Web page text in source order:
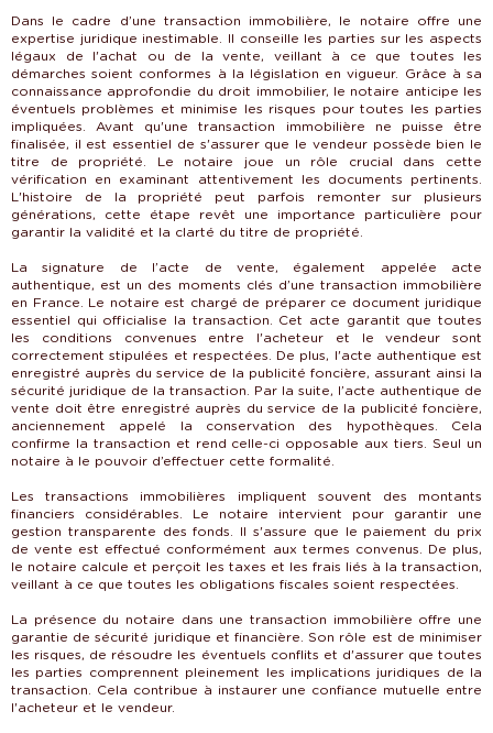
Dans le cadre d’une transaction immobilière, le notaire offre une
expertise juridique inestimable. Il conseille les parties sur les aspects
légaux de l'achat ou de la vente, veillant à ce que toutes les
démarches soient conformes à la législation en vigueur. Grâce à sa
connaissance approfondie du droit immobilier, le notaire anticipe les
éventuels problèmes et minimise les risques pour toutes les parties
impliquées. Avant qu'une transaction immobilière ne puisse être
finalisée, il est essentiel de s'assurer que le vendeur possède bien le
titre de propriété. Le notaire joue un rôle crucial dans cette
vérification en examinant attentivement les documents pertinents.
L'histoire de la propriété peut parfois remonter sur plusieurs
générations, cette étape revêt une importance particulière pour
garantir la validité et la clarté du titre de propriété.
La signature de l’acte de vente, également appelée acte
authentique, est un des moments clés d’une transaction immobilière
en France. Le notaire est chargé de préparer ce document juridique
essentiel qui officialise la transaction. Cet acte garantit que toutes
les conditions convenues entre l'acheteur et le vendeur sont
correctement stipulées et respectées. De plus, l'acte authentique est
enregistré auprès du service de la publicité foncière, assurant ainsi la
sécurité juridique de la transaction. Par la suite, l’acte authentique de
vente doit être enregistré auprès du service de la publicité foncière,
anciennement appelé la conservation des hypothèques. Cela
confirme la transaction et rend celle-ci opposable aux tiers. Seul un
notaire à le pouvoir d’effectuer cette formalité.
Les transactions immobilières impliquent souvent des montants
financiers considérables. Le notaire intervient pour garantir une
gestion transparente des fonds. Il s'assure que le paiement du prix
de vente est effectué conformément aux termes convenus. De plus,
le notaire calcule et perçoit les taxes et les frais liés à la transaction,
veillant à ce que toutes les obligations fiscales soient respectées.
La présence du notaire dans une transaction immobilière offre une
garantie de sécurité juridique et financière. Son rôle est de minimiser
les risques, de résoudre les éventuels conflits et d'assurer que toutes
les parties comprennent pleinement les implications juridiques de la
transaction. Cela contribue à instaurer une confiance mutuelle entre
l'acheteur et le vendeur.